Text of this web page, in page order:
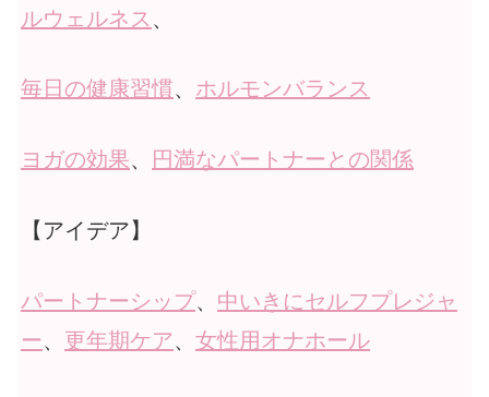
ルウェルネス 、
毎日の健康習慣、 ホルモンバランス
ヨガの効果、 円満なパートナーとの関係
【アイデア】
パートナーシップ、 中いきにセルフプレジャ
ー、 更年期ケア、 女性用オナホール